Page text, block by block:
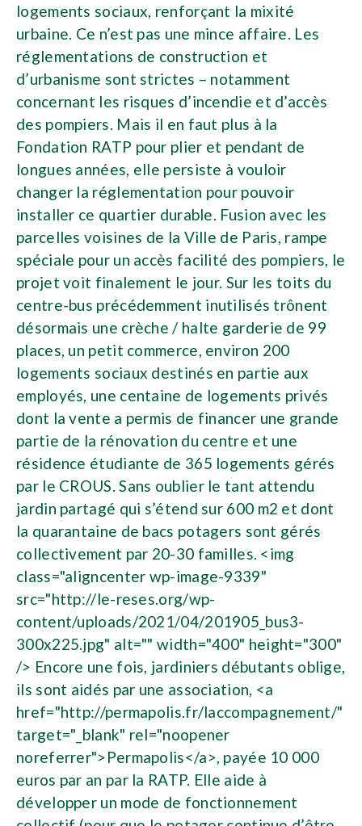
logements sociaux, renforçant la mixité
urbaine. Ce n’est pas une mince affaire. Les
réglementations de construction et
d’urbanisme sont strictes – notamment
concernant les risques d’incendie et d’accès
des pompiers. Mais il en faut plus à la
Fondation RATP pour plier et pendant de
longues années, elle persiste à vouloir
changer la réglementation pour pouvoir
installer ce quartier durable. Fusion avec les
parcelles voisines de la Ville de Paris, rampe
spéciale pour un accès facilité des pompiers, le
projet voit finalement le jour. Sur les toits du
centre-bus précédemment inutilisés trônent
désormais une crèche / halte garderie de 99
places, un petit commerce, environ 200
logements sociaux destinés en partie aux
employés, une centaine de logements privés
dont la vente a permis de financer une grande
partie de la rénovation du centre et une
résidence étudiante de 365 logements gérés
par le CROUS. Sans oublier le tant attendu
jardin partagé qui s’étend sur 600 m2 et dont
la quarantaine de bacs potagers sont gérés
collectivement par 20-30 familles. <img
class="aligncenter wp-image-9339"
src="http://le-reses.org/wp-
content/uploads/2021/04/201905_bus3-
300x225.jpg" alt="" width="400" height="300"
/> Encore une fois, jardiniers débutants oblige,
ils sont aidés par une association, <a
href="http://permapolis.fr/laccompagnement/"
target="_blank" rel="noopener
noreferrer">Permapolis</a>, payée 10 000
euros par an par la RATP. Elle aide à
développer un mode de fonctionnement